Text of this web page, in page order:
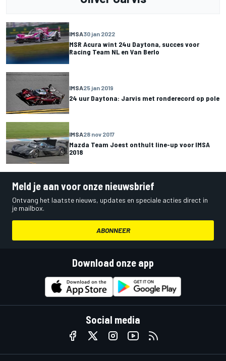
IMSA30 jan 2022
MSR Acura wint 24u Daytona, succes voor
Racing Team NL en Van Berlo
IMSA25 jan 2019
24 uur Daytona: Jarvis met ronderecord op pole
IMSA28 nov 2017
Mazda Team Joest onthult line-up voor IMSA
2018
Meld je aan voor onze nieuwsbrief
Ontvang het laatste nieuws, updates en speciale acties direct in
je mailbox.
ABONNEER
Download onze app
Social media